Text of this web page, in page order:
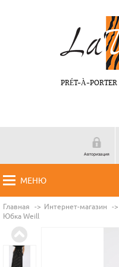
PRÉT-À-
Авторизация
МЕНЮ
Главная Интернет-магазин
Юбка Weill